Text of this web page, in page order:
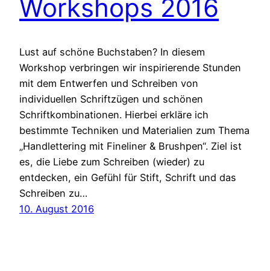
Workshops 2016
Lust auf schöne Buchstaben? In diesem
Workshop verbringen wir inspirierende Stunden
mit dem Entwerfen und Schreiben von
individuellen Schriftzügen und schönen
Schriftkombinationen. Hierbei erkläre ich
bestimmte Techniken und Materialien zum Thema
„Handlettering mit Fineliner & Brushpen“. Ziel ist
es, die Liebe zum Schreiben (wieder) zu
entdecken, ein Gefühl für Stift, Schrift und das
Schreiben zu…
10. August 2016